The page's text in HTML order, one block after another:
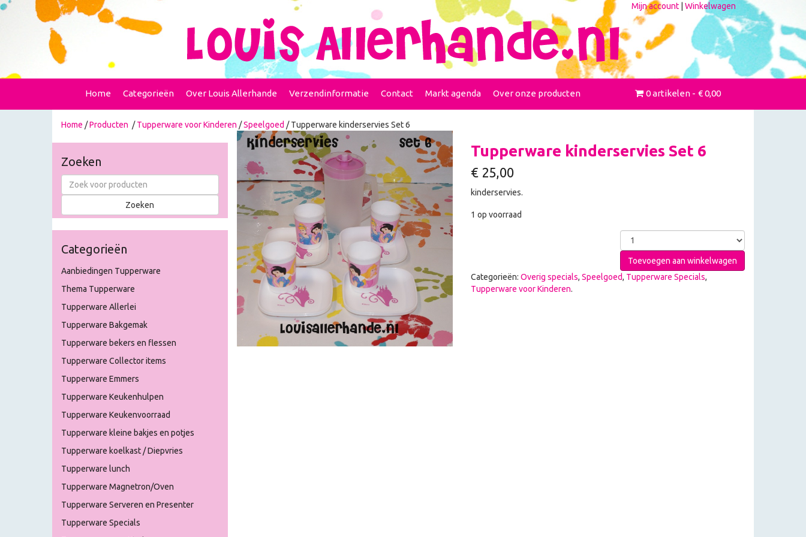
Mijn account Winkelwagen
Home Categorieën Over Louis Allerhande Verzendinformatie Contact Markt agenda Over onze producten 0 artikelen € 0,00
Home /Producten /Tupperware voor Kinderen /Speelgoed / Tupperware kinderservies Set 6
Zoeken
Categorieën
Aanbiedingen Tupperware
Thema Tupperware
Tupperware Allerlei
Tupperware Bakgemak
Tupperware bekers en flessen
Tupperware Collector items
Tupperware Emmers
Tupperware Keukenhulpen
Tupperware Keukenvoorraad
Tupperware kleine bakjes en potjes
Tupperware koelkast / Diepvries
Tupperware lunch
Tupperware Magnetron/Oven
Tupperware Serveren en Presenter
Tupperware Specials
Tupperware kinderservies Set 6
€25,00
kinderservies.
1 op voorraad
Toevoegen aan winkelwagen
Categorieën: Overig specials, Speelgoed, Tupperware Specials,
Tupperware voor Kinderen.